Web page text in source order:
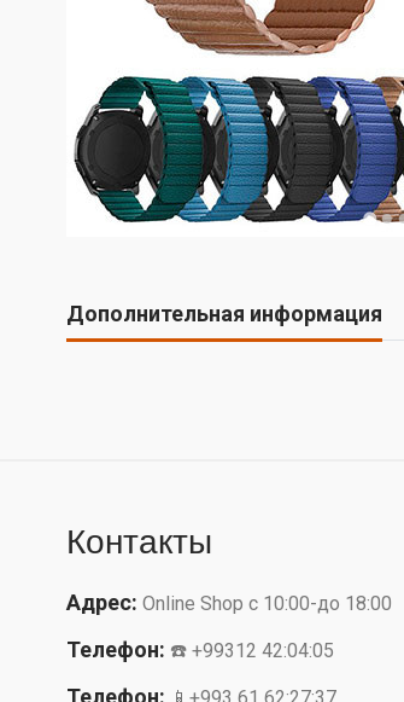
Дополнительная информация
Контакты
Адрес: Online Shop с 10:00-до 18:00
Телефон: ☎️ +99312 42:04:05